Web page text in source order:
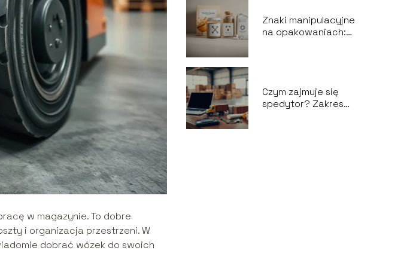
w magazynie. To dobre
i organizacja przestrzeni. W
dobrać wózek do swoich
Znaki manipulacyjne
na opakowaniach:
Czym zajmuje się
spedytor? Zakres